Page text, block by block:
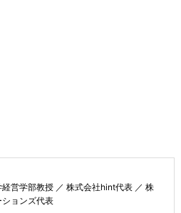
営学部教授 ／ 株式会社hint代表 ／ 株
ョンズ代表